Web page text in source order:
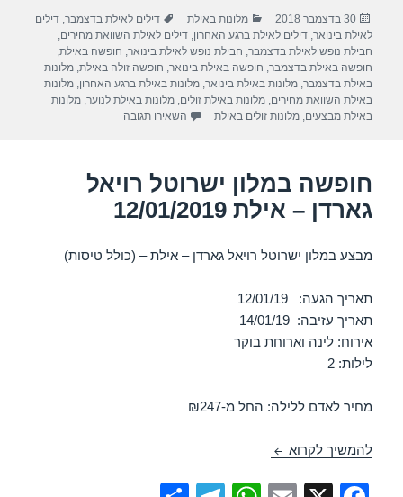
e
b
o
o
s
A
p
p
gr
a
m
e
פורסם
בתאריך
30 בדצמבר 2018 קטגוריות
מלונות באילת תגיות
דילים לאילת בדצמבר ,דילים
לאילת בינואר ,דילים לאילת ברגע האחרון ,דילים לאילת השוואת מחירים
חבילת נופש לאילת בדצמבר חבילת נופש לאילת בינואר חופשה באילת
חופשה באילת בדצמבר חופשה באילת בינואר חופשה זולה באילת ,מלונות
באילת בדצמבר ,מלונות באילת בינואר ,מלונות באילת ברגע האחרון ,מלונות
באילת השוואת מחירים ,מלונות באילת זולים ,מלונות באילת לנוער ,מלונות
באילת מבצעים ,מלונות זולים באילת השאירו תגובה
חופשה במלון ישרוטל רויאל
גארדן – אילת 12/01/2019
מבצע במלון ישרוטל רויאל גארדן – אילת – (כולל טיסות)
תאריך הגעה: 12/01/19
תאריך עזיבה: 14/01/19
אירוח: לינה וארוחת בוקר
לילות: 2
מחיר לאדם ללילה: החל מ-₪247
להמשיך לקרוא חופשה במלון ישרוטל רויאל גארדן – אילת 12/01/2019